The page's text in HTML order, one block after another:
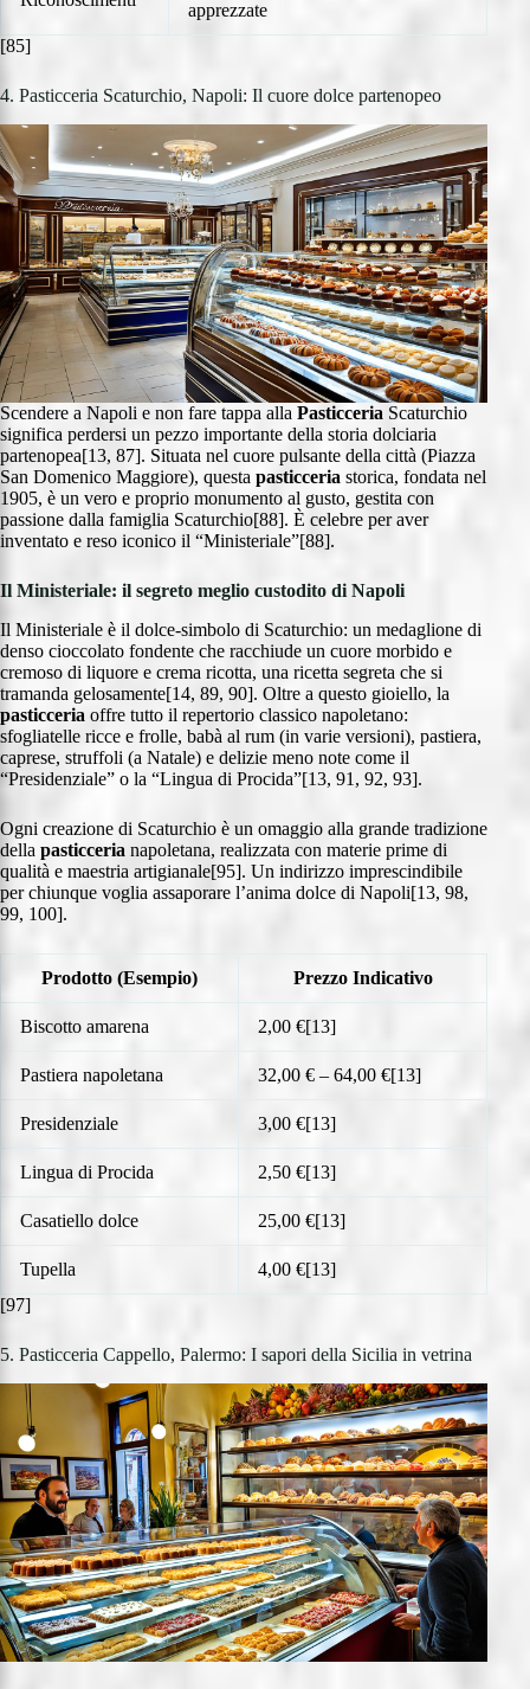
apprezzate
[85]
4. Pasticceria Scaturchio, Napoli: Il cuore dolce partenopeo
Scendere a Napoli e non fare tappa alla Pasticceria Scaturchio
significa perdersi un pezzo importante della storia dolciaria
partenopea[13, 87]. Situata nel cuore pulsante della città (Piazza
San Domenico Maggiore), questa pasticceria storica, fondata nel
1905, è un vero e proprio monumento al gusto, gestita con
passione dalla famiglia Scaturchio[88]. È celebre per aver
inventato e reso iconico il “Ministeriale”[88].
Il Ministeriale: il segreto meglio custodito di Napoli
Il Ministeriale è il dolce-simbolo di Scaturchio: un medaglione di
denso cioccolato fondente che racchiude un cuore morbido e
cremoso di liquore e crema ricotta, una ricetta segreta che si
tramanda gelosamente[14, 89, 90]. Oltre a questo gioiello, la
pasticceria offre tutto il repertorio classico napoletano:
sfogliatelle ricce e frolle, babà al rum (in varie versioni), pastiera,
caprese, struffoli (a Natale) e delizie meno note come il
“Presidenziale” o la “Lingua di Procida”[13, 91, 92, 93].
Ogni creazione di Scaturchio è un omaggio alla grande tradizione
della pasticceria napoletana, realizzata con materie prime di
qualità e maestria artigianale[95]. Un indirizzo imprescindibile
per chiunque voglia assaporare l’anima dolce di Napoli[13, 98,
99, 100].
Prodotto (Esempio) Prezzo Indicativo
Biscotto amarena 2,00 €[13]
Pastiera napoletana 32,00 € – 64,00 €[13]
Presidenziale 3,00 €[13]
Lingua di Procida 2,50 €[13]
Casatiello dolce 25,00 €[13]
Tupella
4,00 €[13]
[97]
5. Pasticceria Cappello, Palermo: I sapori della Sicilia in vetrina